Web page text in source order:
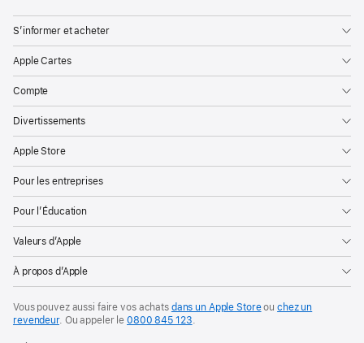
S’informer et acheter
Apple Cartes
Compte
Divertissements
Apple Store
Pour les entreprises
Pour l’Éducation
Valeurs d’Apple
À propos d’Apple
Vous pouvez aussi faire vos achats dans un Apple Storeouchez un
revendeur. Ouappeler le0800 845 123.